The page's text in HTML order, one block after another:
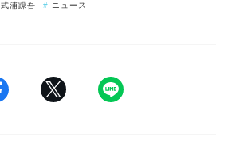
式浦躁吾 ニュース